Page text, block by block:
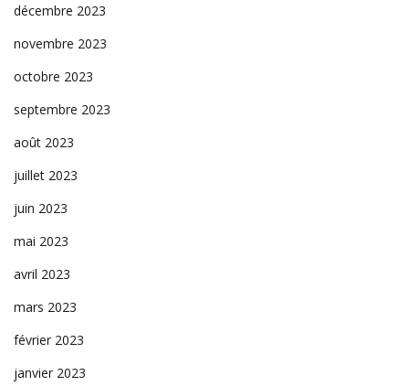
décembre 2023
novembre 2023
octobre 2023
septembre 2023
août 2023
juillet 2023
juin 2023
mai 2023
avril 2023
mars 2023
février 2023
janvier 2023